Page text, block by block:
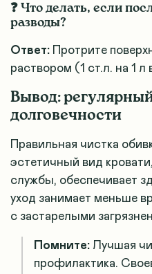
❓ Что делать, если
разводы?
Ответ: Протрите
раствором (1 ст.л. на 1 л
Вывод:
долговечности
Правильная чистка
эстетичный вид
службы, обеспечивает
уход занимает меньше
с застарелыми
Помните: Лучшая
профилактика.